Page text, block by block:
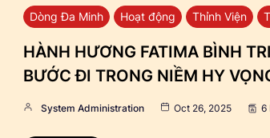
Dòng Đa Minh Hoạt động Thỉnh Viện
HÀNH HƯƠNG FATIMA BÌNH
BƯỚC ĐI TRONG NIỀM HY
System Administration Oct 26, 2025 6